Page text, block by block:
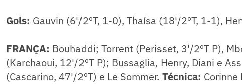
Gols: Gauvin (6'/2ºT, 1-0), Thaísa (18'/2ºT, 1-1),
FRANÇA: Bouhaddi; Torrent (Perisset, 3'/2ºT P),
(Karchaoui, 12'/2ºT P); Bussaglia, Henry, Diani e
(Cascarino, 47'/2ºT) e Le Sommer. Técnica: Corinne